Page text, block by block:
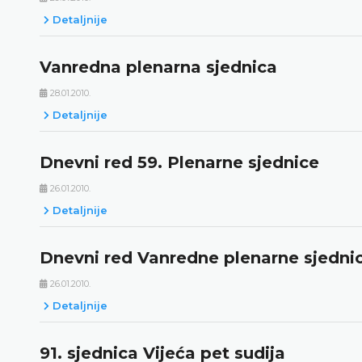
Detaljnije
Vanredna plenarna sjednica
28.01.2010.
Detaljnije
Dnevni red 59. Plenarne sjednice
26.01.2010.
Detaljnije
Dnevni red Vanredne plenarne
26.01.2010.
Detaljnije
91. sjednica Vijeća pet sudija